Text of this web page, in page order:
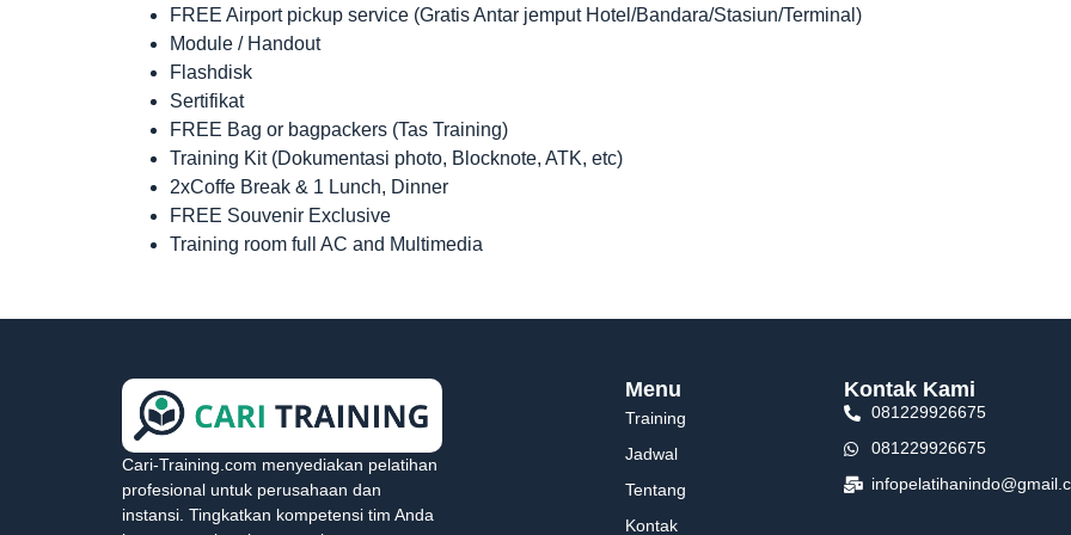
FREE Airport pickup service (Gratis Antar jemput Hotel/Bandara/Stasiun/Terminal)
Module / Handout
Flashdisk
Sertifikat
FREE Bag or bagpackers (Tas Training)
Training Kit (Dokumentasi photo, Blocknote, ATK, etc)
2xCoffe Break & 1 Lunch, Dinner
FREE Souvenir Exclusive
Training room full AC and Multimedia
Cari-Training.com menyediakan pelatihan
profesional untuk perusahaan dan
instansi. Tingkatkan kompetensi tim Anda
Menu
Training
Jadwal
Tentang
Kontak
Kontak Kami
081229926675
081229926675